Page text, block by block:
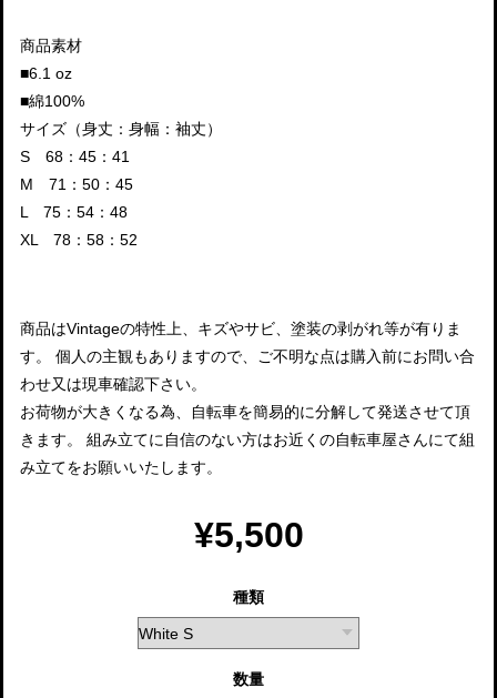
商品素材
■6.1 oz
■綿100%
サイズ（身丈：身幅：袖丈）
S 68：45：41
M 71：50：45
L 75：54：48
XL 78：58：52
商品はVintageの特性上、キズやサビ、塗装の剥がれ等が有りま
す。 個人の主観もありますので、ご不明な点は購入前にお問い合
わせ又は現車確認下さい。
お荷物が大きくなる為、自転車を簡易的に分解して発送させて頂
きます。 組み立てに自信のない方はお近くの自転車屋さんにて組
み立てをお願いいたします。
¥5,500
種類
数量